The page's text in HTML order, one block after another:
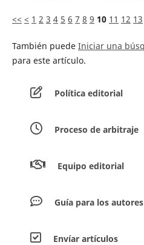
<< < 1 2 3 4 5 6 7 8 9 10 11 12 13
También puede Iniciar una
para este artículo.
Política editorial
Proceso de arbitraje
Equipo editorial
Guía para los autores
Envíar artículos